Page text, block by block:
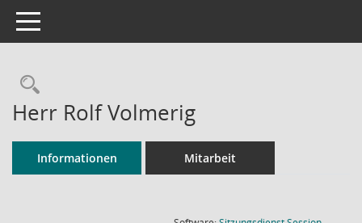
Toggle navigation
Rechercheauswahl
Herr Rolf Volmerig
Informationen Mitarbeit